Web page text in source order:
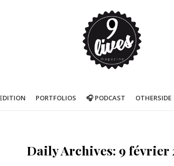
PORTFOLIOS 🎧 PODCAST OTHERSIDE
Daily Archives: 9 février